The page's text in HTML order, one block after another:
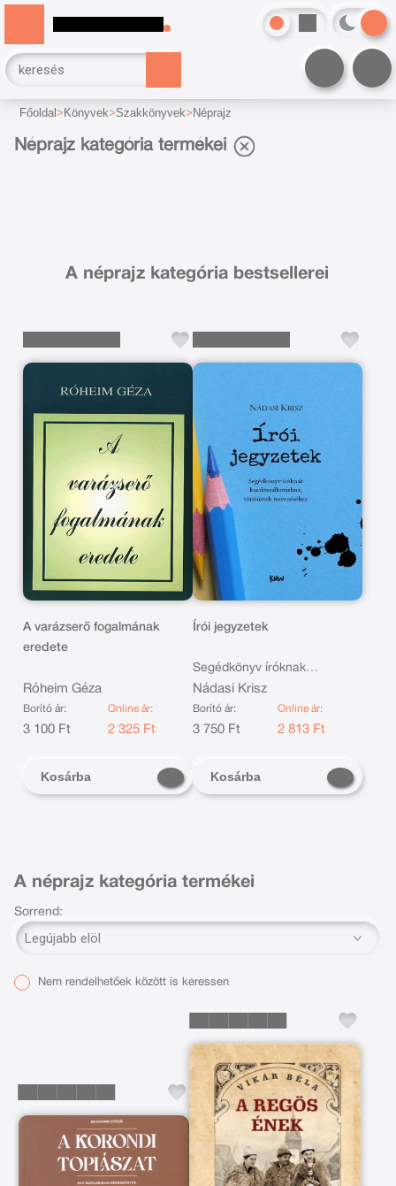
Főoldal Könyvek Szakkönyvek Néprajz
Néprajz kategória termékei
A néprajz kategória bestsellerei
A varázserő fogalmának
eredete
Róheim Géza
Borító ár:
3 100 Ft
Online ár:
2 325 Ft
Kosárba
Írói jegyzetek
Segédkönyv íróknak
karakteralkotáshoz, történetek
tervezéséhez (bővített kiadás)
Nádasi Krisz
Borító ár:
3 750 Ft
Online ár:
2 813 Ft
Kosárba
A néprajz kategória termékei
Sorrend:
Nem rendelhetőek között is keressen